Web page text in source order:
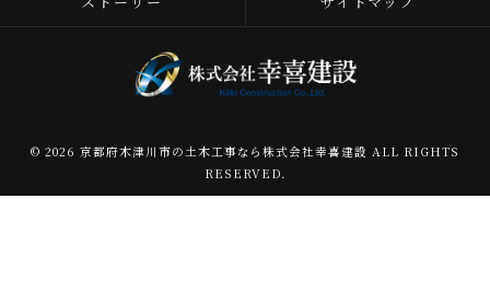
© 2026 京都府木津川市の土木工事なら株式会社幸喜建設 ALL RIGHTS
RESERVED.